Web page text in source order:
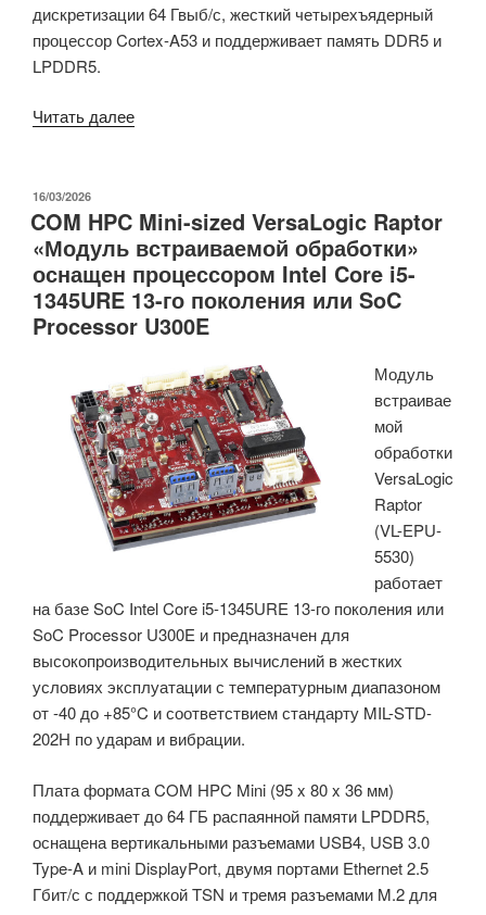
дискретизации 64 Гвыб/с, жесткий четырехъядерный
процессор Cortex-A53 и поддерживает память DDR5 и
LPDDR5.
Читать далее«Altera
RF-
Series
AGRW039
SoC
FPGA
для
высокопроизводительных
радиочастотных
систем»
ОПУБЛИКОВАНО
16/03/2026
COM HPC Mini-sized VersaLogic Raptor
«Модуль встраиваемой обработки»
оснащен процессором Intel Core i5-
1345URE 13-го поколения или SoC
Processor U300E
Модуль
встраивае
мой
обработки
VersaLogic
Raptor
(VL-EPU-
5530)
работает
на базе SoC Intel Core i5-1345URE 13-го поколения или
SoC Processor U300E и предназначен для
высокопроизводительных вычислений в жестких
условиях эксплуатации с температурным диапазоном
от -40 до +85°C и соответствием стандарту MIL-STD-
202H по ударам и вибрации.
Плата формата COM HPC Mini (95 x 80 x 36 мм)
поддерживает до 64 ГБ распаянной памяти LPDDR5,
оснащена вертикальными разъемами USB4, USB 3.0
Type-A и mini DisplayPort, двумя портами Ethernet 2.5
Гбит/с с поддержкой TSN и тремя разъемами M.2 для